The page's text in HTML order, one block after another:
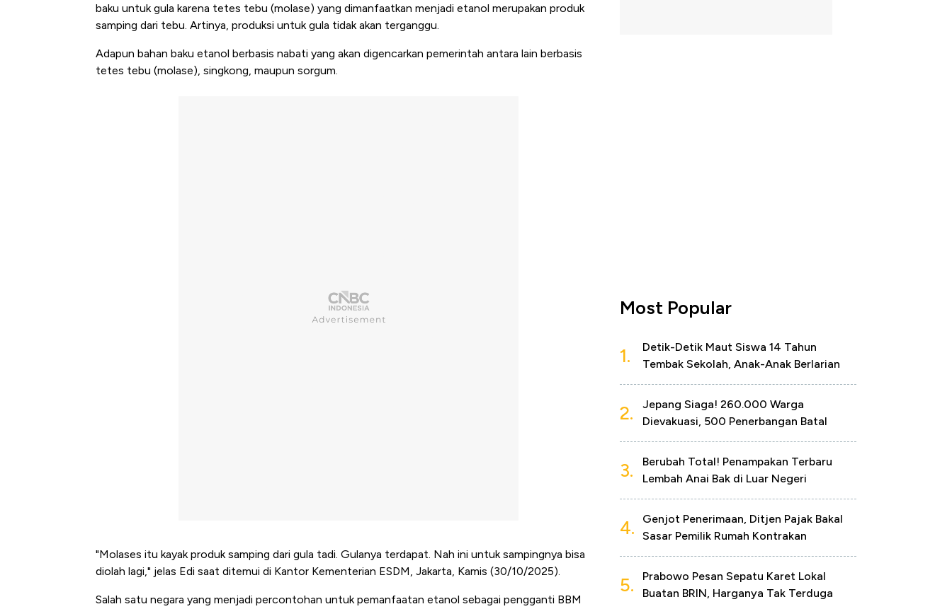
baku untuk gula karena tetes tebu (molase) yang dimanfaatkan menjadi etanol merupakan produk
samping dari tebu. Artinya, produksi untuk gula tidak akan terganggu.
Adapun bahan baku etanol berbasis nabati yang akan digencarkan pemerintah antara lain berbasis
tetes tebu (molase), singkong, maupun sorgum.
"Molases itu kayak produk samping dari gula tadi. Gulanya terdapat. Nah ini untuk sampingnya bisa
diolah lagi," jelas Edi saat ditemui di Kantor Kementerian ESDM, Jakarta, Kamis (30/10/2025).
Salah satu negara yang menjadi percontohan untuk pemanfaatan etanol sebagai pengganti BBM
Most Popular
1.
Detik-Detik Maut Siswa 14 Tahun
Tembak Sekolah, Anak-Anak Berlarian
2.
Jepang Siaga! 260.000 Warga
Dievakuasi, 500 Penerbangan Batal
3.
Berubah Total! Penampakan Terbaru
Lembah Anai Bak di Luar Negeri
4.
Genjot Penerimaan, Ditjen Pajak Bakal
Sasar Pemilik Rumah Kontrakan
5.
Prabowo Pesan Sepatu Karet Lokal
Buatan BRIN, Harganya Tak Terduga